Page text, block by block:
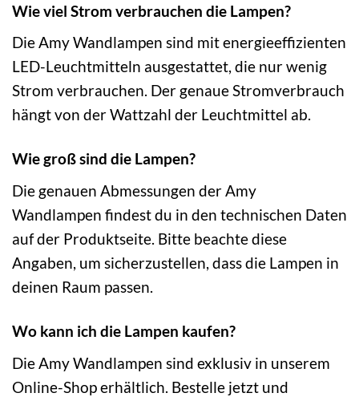
Wie viel Strom verbrauchen die Lampen?
Die Amy Wandlampen sind mit energieeffizienten
LED-Leuchtmitteln ausgestattet, die nur wenig
Strom verbrauchen. Der genaue Stromverbrauch
hängt von der Wattzahl der Leuchtmittel ab.
Wie groß sind die Lampen?
Die genauen Abmessungen der Amy
Wandlampen findest du in den technischen Daten
auf der Produktseite. Bitte beachte diese
Angaben, um sicherzustellen, dass die Lampen in
deinen Raum passen.
Wo kann ich die Lampen kaufen?
Die Amy Wandlampen sind exklusiv in unserem
Online-Shop erhältlich. Bestelle jetzt und